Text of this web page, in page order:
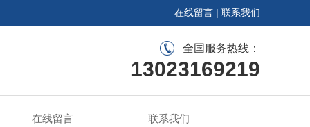
在线留言 | 联系我们
全国服务热线：
13023169219
在线留言 联系我们